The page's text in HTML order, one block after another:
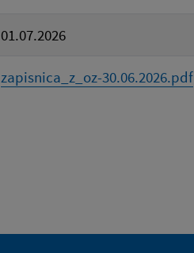
01.07.2026
zapisnica_z_oz-30.06.2026.pdf